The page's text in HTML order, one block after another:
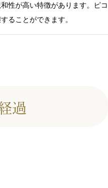
性が高い特徴があります。ピコ
ることができます。
過